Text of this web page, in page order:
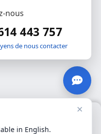
S.L.U.
cookies pour le
nous
443 757
de nous contacter
×
in English.